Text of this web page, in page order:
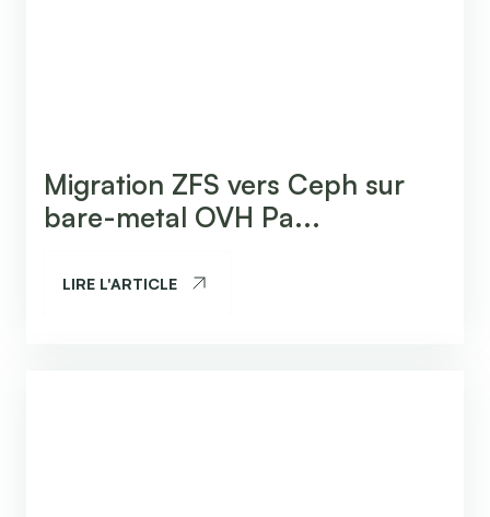
Migration ZFS vers Ceph sur
bare-metal OVH Pa...
LIRE L'ARTICLE